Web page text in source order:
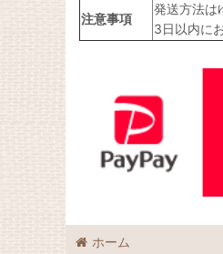
注意事項
発送方法は
3日以内に
ホーム